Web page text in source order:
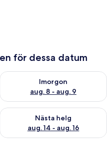
för dessa datum
aug. 7 - aug. 8
Imorgon
aug. 8 - aug. 9
Kontrollera tillgängligheten
här helgen aug. 7 - aug. 9
Nästa helg
aug. 14 - aug. 16
Kontrollera tillgängligheten